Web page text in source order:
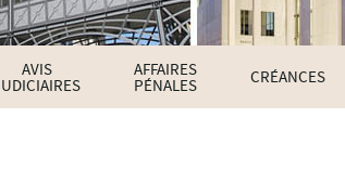
AVIS AFFAIRES
PÉNALES CRÉANCES